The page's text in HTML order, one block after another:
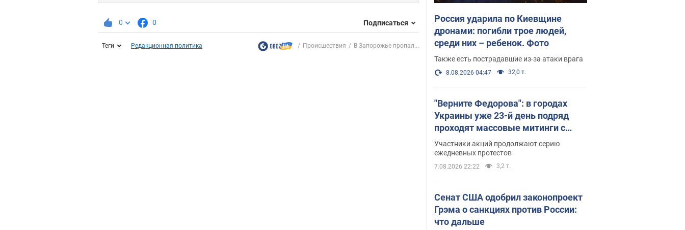
0 0 Подписаться
Теги Редакционная политика Происшествия В Запорожье пропал...
Россия ударила по Киевщине
дронами: погибли трое людей,
среди них – ребенок. Фото
Также есть пострадавшие из-за атаки врага
8.08.2026 04:47 32,0 т.
"Верните Федорова": в городах
Украины уже 23-й день подряд
проходят массовые митинги с
плакатами. Фото и видео
Участники акций продолжают серию
ежедневных протестов
7.08.2026 22:22 3,2 т.
Сенат США одобрил законопроект
Грэма о санкциях против России:
что дальше